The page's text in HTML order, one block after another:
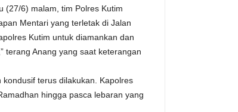
(27/6) malam, tim Polres Kutim
Mentari yang terletak di Jalan
Kutim untuk diamankan dan
terang Anang yang saat keterangan
terus dilakukan. Kapolres
hingga pasca lebaran yang